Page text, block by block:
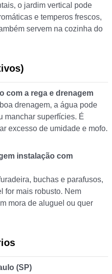
o jardim vertical pode
e temperos frescos,
servem na cozinha do
com a rega e drenagem
drenagem, a água pode
manchar superfícies. É
excesso de umidade e mofo.
instalação com
buchas e parafusos,
for mais robusto. Nem
mora de aluguel ou quer
(SP)